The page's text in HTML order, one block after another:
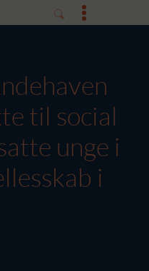
til social
unge i
i